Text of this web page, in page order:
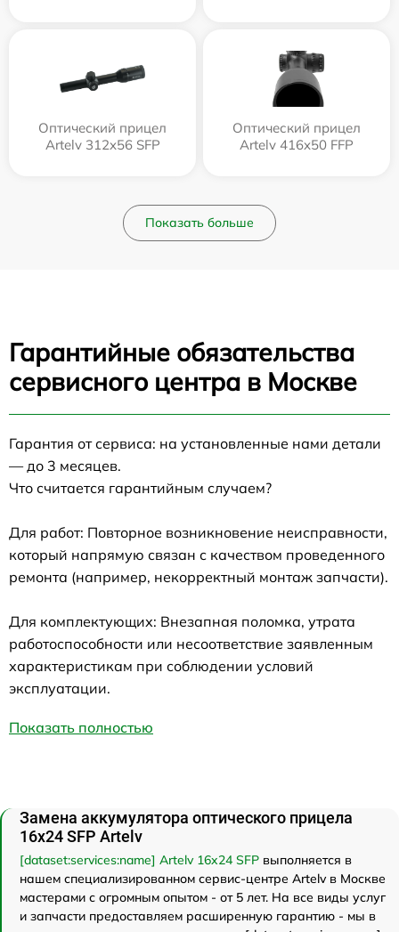
Оптический прицел
Artelv 312x56 SFP
Оптический прицел
Artelv 416x50 FFP
Показать больше
Гарантийные обязательства
сервисного центра в Москве
Гарантия от сервиса: на установленные нами детали
— до 3 месяцев.
Что считается гарантийным случаем?
Для работ: Повторное возникновение неисправности,
который напрямую связан с качеством проведенного
ремонта (например, некорректный монтаж запчасти).
Для комплектующих: Внезапная поломка, утрата
работоспособности или несоответствие заявленным
характеристикам при соблюдении условий
эксплуатации.
Показать полностью
Замена аккумулятора оптического прицела
16x24 SFP Artelv
[dataset:services:name] Artelv 16x24 SFP выполняется в
нашем специализированном сервис-центре Artelv в Москве
мастерами с огромным опытом - от 5 лет. На все виды услуг
и запчасти предоставляем расширенную гарантию - мы в